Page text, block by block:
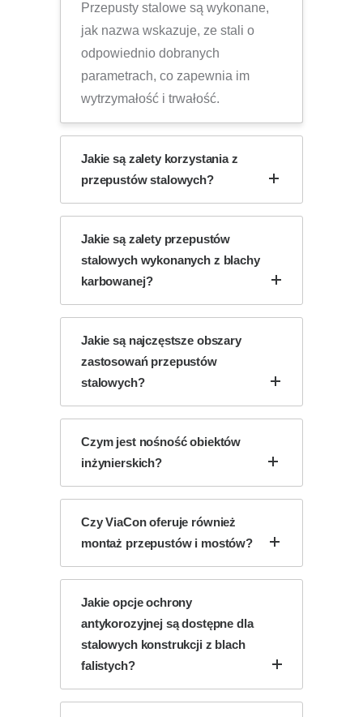
Przepusty stalowe są wykonane,
jak nazwa wskazuje, ze stali o
odpowiednio dobranych
parametrach, co zapewnia im
wytrzymałość i trwałość.
Jakie są zalety korzystania z
przepustów stalowych?
Jakie są zalety przepustów
stalowych wykonanych z blachy
karbowanej?
Jakie są najczęstsze obszary
zastosowań przepustów
stalowych?
Czym jest nośność obiektów
inżynierskich?
Czy ViaCon oferuje również
montaż przepustów i mostów?
Jakie opcje ochrony
antykorozyjnej są dostępne dla
stalowych konstrukcji z blach
falistych?